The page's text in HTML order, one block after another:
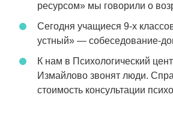
ресурсом» мы говорили о
Сегодня учащиеся 9-х
устный» — собеседование-
К нам в Психологический
Измайлово звонят люди.
стоимость консультации